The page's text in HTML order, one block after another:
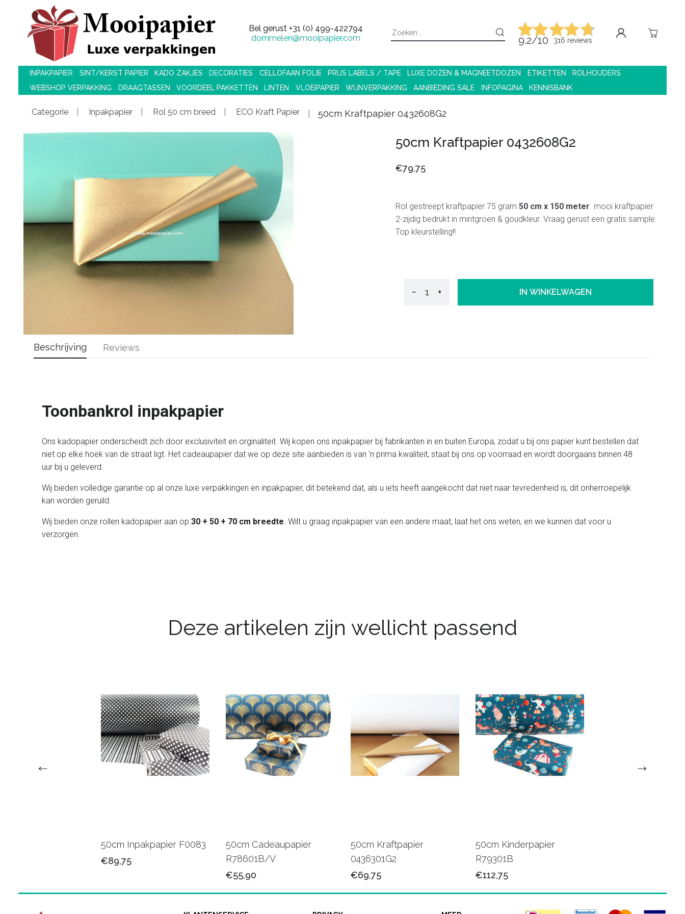
Bel gerust +31 (0) 499-422794
dommelen@mooipapier.com
9.2/10 316 reviews
INPAKPAPIER SINT/KERST PAPIER KADO ZAKJES DECORATIES CELLOFAAN FOLIE PRIJS LABELS / TAPE LUXE DOZEN & MAGNEETDOZEN ETIKETTEN
ROLHOUDERS
WEBSHOP VERPAKKING
DRAAGTASSEN VOORDEEL PAKKETTEN LINTEN VLOEIPAPIER WIJNVERPAKKING AANBIEDING SALE INFOPAGINA KENNISBANK
Categorie Inpakpapier Rol 50 cm breed ECO Kraft Papier 50cm Kraftpapier 0432608G2
50cm Kraftpapier 0432608G2
€79,75
Rol gestreept kraftpapier 75 gram 50 cm x 150 meter . mooi kraftpapier
2-zijdig bedrukt in mintgroen & goudkleur. Vraag gerust een gratis sample.
Top kleurstelling!!
− + IN WINKELWAGEN
Beschrijving
Toonbankrol inpakpapier
Ons kadopapier onderscheidt zich door exclusiviteit en orginaliteit. Wij kopen ons inpakpapier bij fabrikanten in en buiten Europa, zodat u bij ons papier kunt bestellen dat
niet op elke hoek van de straat ligt. Het cadeaupapier dat we op deze site aanbieden is van 'n prima kwaliteit, staat bij ons op voorraad en wordt doorgaans binnen 48
uur bij u geleverd.
Wij bieden volledige garantie op al onze luxe verpakkingen en inpakpapier, dit betekend dat, als u iets heeft aangekocht dat niet naar tevredenheid is, dit onherroepelijk
kan worden geruild.
Wij bieden onze rollen kadopapier aan op 30 + 50 + 70 cm breedte. Wilt u graag inpakpapier van een andere maat, laat het ons weten, en we kunnen dat voor u
verzorgen.
Reviews
Deze artikelen zijn wellicht passend
50cm Inpakpapier F0083
€89,75
50cm Cadeaupapier
R78601B/V
€55,90
50cm Kraftpapier
0436301G2
€69,75
50cm Kinderpapier
R79301B
€112,75